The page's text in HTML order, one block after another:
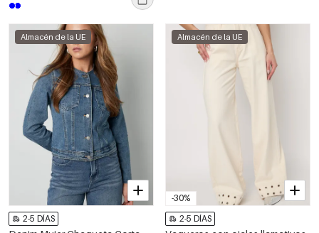
Almacén de la UE
2-5 DÍAS
-30%
Almacén de la UE
2-5 DÍAS